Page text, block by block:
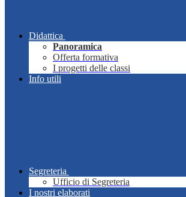
Didattica
Panoramica
Offerta formativa
I progetti delle classi
Info utili
Segreteria
Ufficio di Segreteria
I nostri elaborati